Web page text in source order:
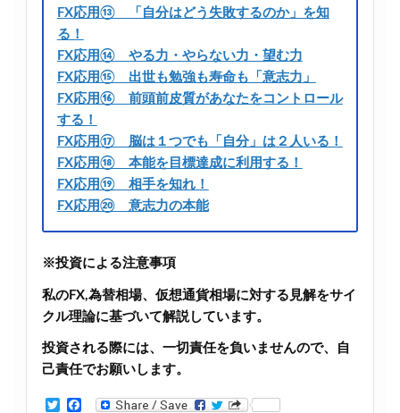
FX応用⑬ 「自分はどう失敗するのか」を知
る！
FX応用⑭ やる力・やらない力・望む力
FX応用⑮ 出世も勉強も寿命も「意志力」
FX応用⑯ 前頭前皮質があなたをコントロール
する！
FX応用⑰ 脳は１つでも「自分」は２人いる！
FX応用⑱ 本能を目標達成に利用する！
FX応用⑲ 相手を知れ！
FX応用⑳ 意志力の本能
※投資による注意事項
私のFX,為替相場、仮想通貨相場に対する見解をサイ
クル理論に基づいて解説しています。
投資される際には、一切責任を負いませんので、自
己責任でお願いします。
T
F